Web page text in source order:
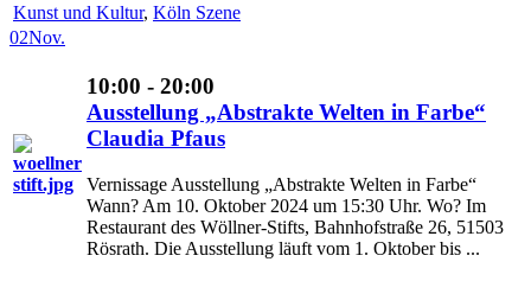
Kunst und Kultur, Köln Szene
02Nov.
10:00 - 20:00
Ausstellung „Abstrakte Welten in Farbe“
Claudia Pfaus
Vernissage Ausstellung „Abstrakte Welten in Farbe“
Wann? Am 10. Oktober 2024 um 15:30 Uhr. Wo? Im
Restaurant des Wöllner-Stifts, Bahnhofstraße 26, 51503
Rösrath. Die Ausstellung läuft vom 1. Oktober bis ...